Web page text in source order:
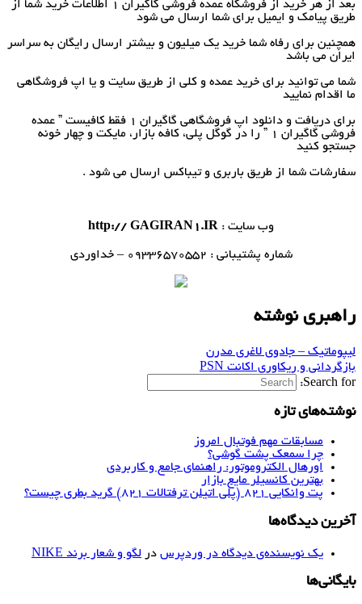
بعد از هر خرید از فروشگاه عمده فروشی گاگیران 1 اطلاعات خرید شما از
طریق پیامک و ایمیل برای شما ارسال می شود
همچنین برای رفاه شما خرید یک میلیون و بیشتر ارسال رایگان به سراسر
ایران می باشد
شما می توانید برای خرید عمده و کلی از طریق سایت و یا اپ فروشگاهی
ما اقدام نمایید
برای دریافت و دانلود اپ فروشگاهی گاگیران 1 فقط کافیست ” عمده
فروشی گاگیران 1 ” را در گوگل پلی، کافه بازار، مایکت و چهار خونه
جستجو کنید
سفارشات شما از طریق باربری و تیباکس ارسال می شود .
وب سایت : http:// GAGIRAN1.IR
شماره پشتیبانی : 09336570552 – خداوردی
راهبری نوشته
لیپوماتیک – جادوی لاغری مدرن
بازگردانی و ریکاوری اکانت PSN
Search for:
نوشته‌های تازه
مسابقات مهم فوتبال امروز
چرا سمعک پشت گوشی؟
اورهال الکتروموتور: راهنمای جامع و کاربردی
بهترین کانسیلر مایع بازار
پت وانکایی ۸۲۱ (پلی اتیلن ترفتالات ۸۲۱) گرید بطری چیست؟
آخرین دیدگاه‌ها
یک نویسنده‌ی دیدگاه در وردپرس در لگو و شعار برند NIKE
بایگانی‌ها